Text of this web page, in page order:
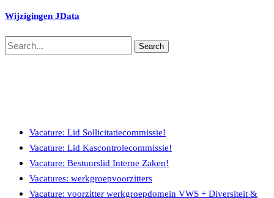
Wijzigingen JData
Search
Vacature: Lid Sollicitatiecommissie!
Vacature: Lid Kascontrolecommissie!
Vacature: Bestuurslid Interne Zaken!
Vacatures: werkgroepvoorzitters
Vacature: voorzitter werkgroepdomein VWS + Diversiteit &